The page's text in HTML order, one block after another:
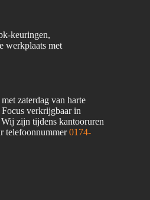
keuringen,
werkplaats met
zaterdag van harte
verkrijgbaar in
zijn tijdens kantooruren
telefoonnummer0174-